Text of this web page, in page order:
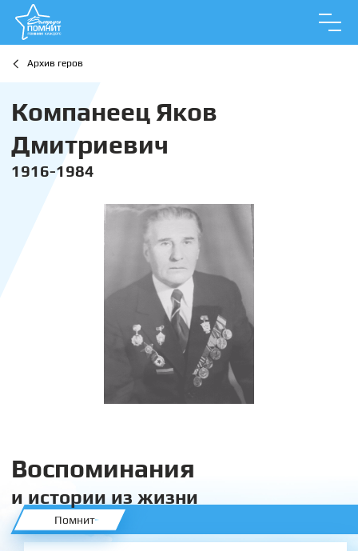
Архив геров
Компанеец Яков
Дмитриевич
1916-1984
Воспоминания
и истории из жизни
Помнит